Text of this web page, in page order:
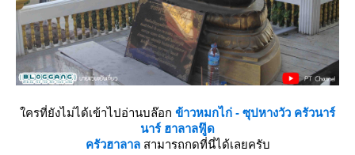
ครที่ยังไม่ได้เข้าไปอ่านบล๊อก ข้าวหมกไก่ - ซุปหางวัว ครัวนาร์
นาร์ ฮาลาลฟู๊ด
ครัวฮาลาล สามารถกดที่นี่ได้เลยครับ